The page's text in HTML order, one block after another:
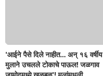
'आईने पैसे दिले नाहीत... अन् १६ वर्षीय
मुलाने उचलले टोकाचे पाऊल! जळगाव